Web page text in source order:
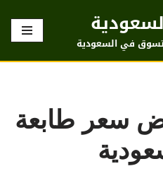
في السعودية
سعر طابعة